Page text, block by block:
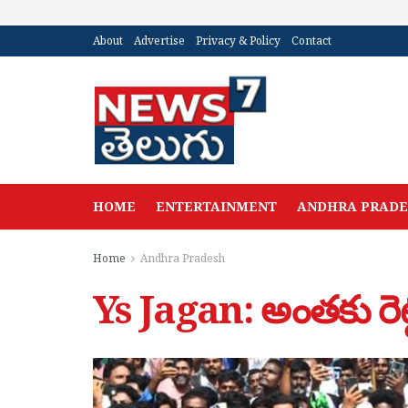
About Advertise Privacy & Policy Contact
HOME ENTERTAINMENT ANDHRA
Home Andhra Pradesh
Ys Jagan: అంతకు